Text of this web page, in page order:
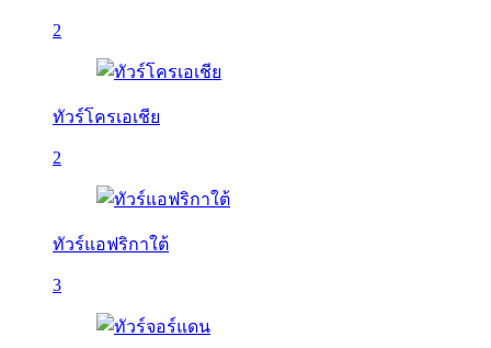
2
ทัวร์โครเอเชีย
2
ทัวร์แอฟริกาใต้
3